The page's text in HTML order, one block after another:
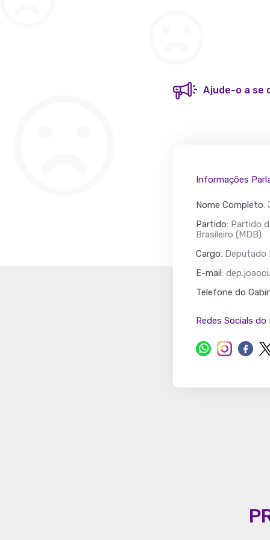
Ajude-o a se
Informações
Nome Completo:
Partido: Partido
Brasileiro (MDB)
Cargo: Deputado
E-mail:
Telefone do
Redes Socials do
Partido